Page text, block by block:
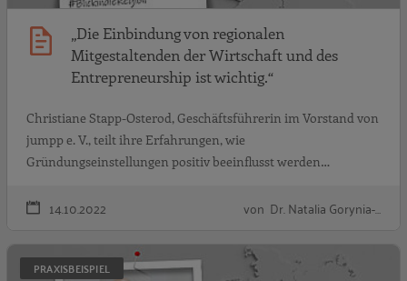
„Die Einbindung von regionalen
Mitgestaltenden der Wirtschaft und des
Entrepreneurship ist wichtig.“
Christiane Stapp-Osterod, Geschäftsführerin im Vorstand von
jumpp e. V., teilt ihre Erfahrungen, wie
Gründungseinstellungen positiv beeinflusst werden…
14.10.2022 von Dr. Natalia Gorynia-…
PRAXISBEISPIEL